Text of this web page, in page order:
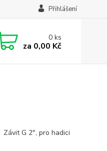
Přihlášení
0ks
za 0,00 Kč
G 2", pro hadici